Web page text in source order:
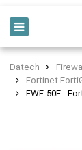
Datech Firewall
Fortinet
FWF-50E -